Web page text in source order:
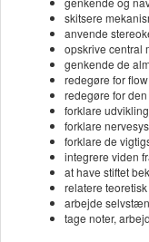
skitsere
anvende
opskrive central
genkende de
redegøre for
redegøre for
forklare
forklare
forklare de
integrere viden
at have stiftet
relatere
arbejde
tage noter,